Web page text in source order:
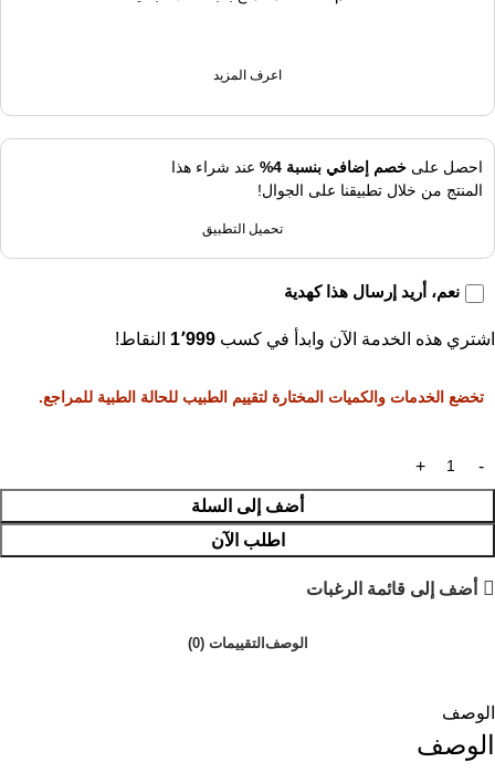
اعرف المزيد
احصل على خصم إضافي بنسبة 4%
عند شراء هذا
المنتج من خلال تطبيقنا على الجوال!
تحميل التطبيق
نعم، أريد إرسال هذا كهدية
اشتري هذه الخدمة الآن وابدأ في كسب 1٬999 النقاط!
أضف إلى السلة
اطلب الآن
تخضع الخدمات والكميات المختارة لتقييم الطبيب للحالة الطبية للمراجع.
أضف إلى قائمة الرغبات
الوصف التقييمات (0)
الوصف
الوصف